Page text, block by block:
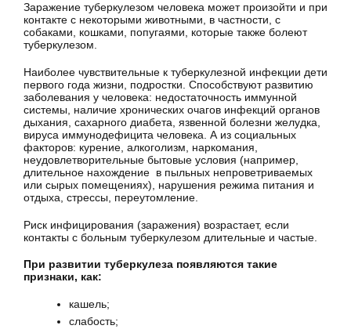
Заражение туберкулезом человека может произойти и при
контакте с некоторыми животными, в частности, с
собаками, кошками, попугаями, которые также болеют
туберкулезом.
Наиболее чувствительные к туберкулезной инфекции дети
первого года жизни, подростки. Способствуют развитию
заболевания у человека: недостаточность иммунной
системы, наличие хронических очагов инфекций органов
дыхания, сахарного диабета, язвенной болезни желудка,
вируса иммунодефицита человека. А из социальных
факторов: курение, алкоголизм, наркомания,
неудовлетворительные бытовые условия (например,
длительное нахождение в пыльных непроветриваемых
или сырых помещениях), нарушения режима питания и
отдыха, стрессы, переутомление.
Риск инфицирования (заражения) возрастает, если
контакты с больным туберкулезом длительные и частые.
При развитии туберкулеза появляются такие
признаки, как:
кашель;
слабость;